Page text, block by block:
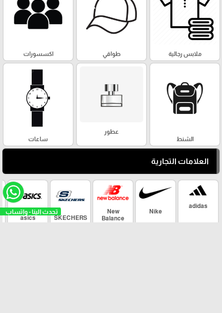
تحدث
ملابس رجالية طواقي اكسسورات
الشنط
عطور
ساعات
العلامات التجارية
adidas
Nike
New
Balance
SKECHERS
asics